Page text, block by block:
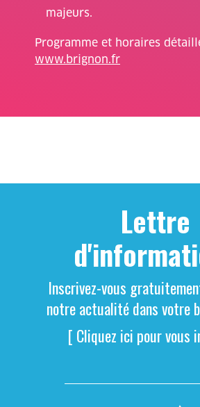
majeurs.
Programme et horaires
www.brignon.fr
Lettre
Inscrivez-vous
notre actualité dans votre
[ Cliquez ici pour vous